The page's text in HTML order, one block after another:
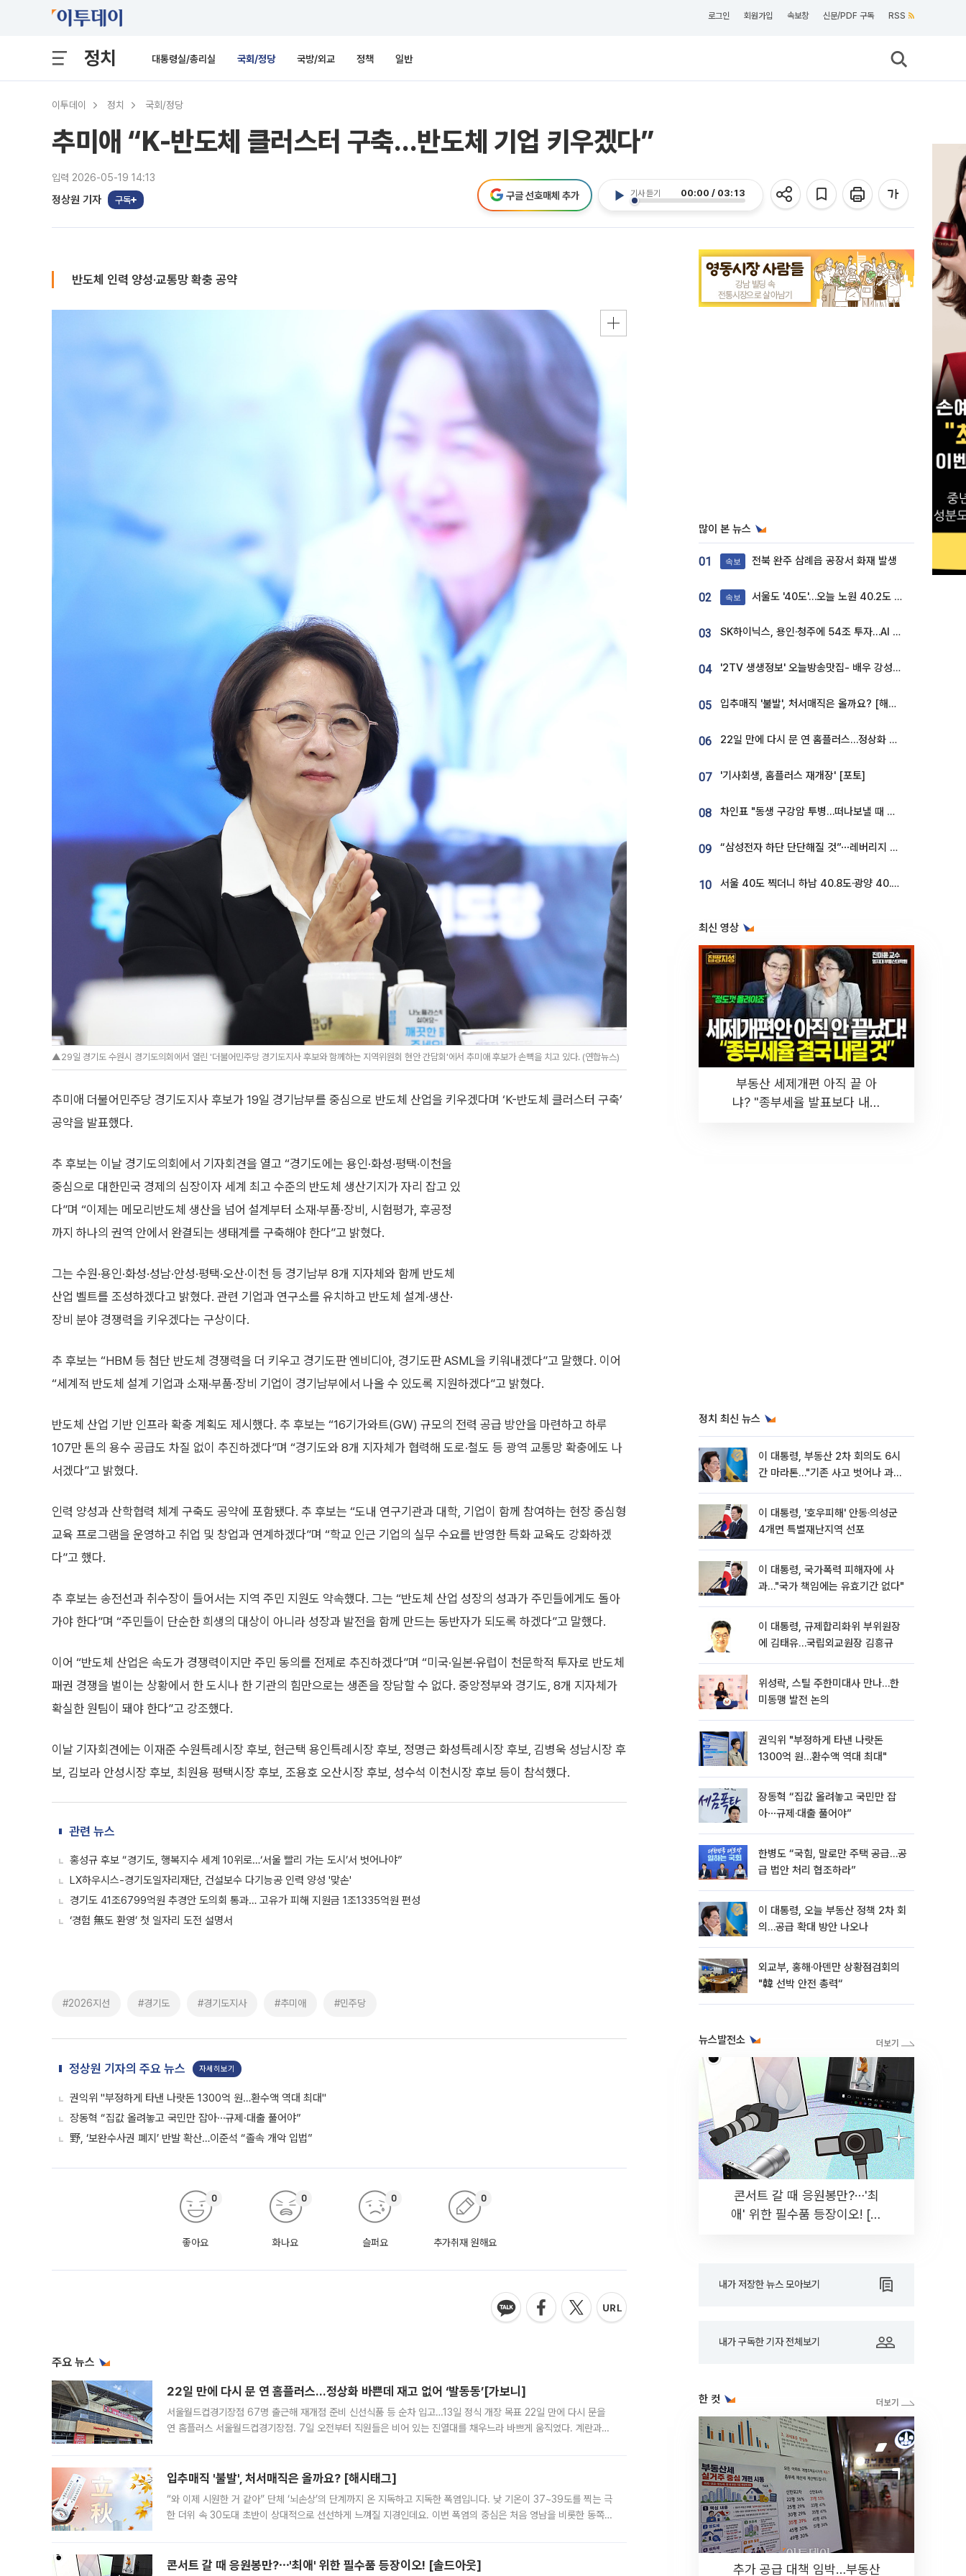
로그인 회원가입 속보창 신문/PDF 구독 RSS
정치 대통령실/총리실 국회/정당 국방/외교 정책 일반
이투데이 정치 국회/정당
추미애 “K-반도체 클러스터 구축…반도체 기업 키우겠다”
입력 2026-05-19 14:13
정상원 기자 구독
기사 듣기 00:00 / 03:13
구글 선호매체 추가
반도체 인력 양성·교통망 확충 공약
▲29일 경기도 수원시 경기도의회에서 열린 '더불어민주당 경기도지사 후보와 함께하는 지역위원회 현안 간담회'에서 추미애 후보가 손뼉을 치고 있다. (연합뉴스)
추미애 더불어민주당 경기도지사 후보가 19일 경기남부를 중심으로 반도체 산업을 키우겠다며 ‘K-반도체 클러스터 구축’
공약을 발표했다.
추 후보는 이날 경기도의회에서 기자회견을 열고 “경기도에는 용인·화성·평택·이천을
중심으로 대한민국 경제의 심장이자 세계 최고 수준의 반도체 생산기지가 자리 잡고 있
다”며 “이제는 메모리반도체 생산을 넘어 설계부터 소재·부품·장비, 시험평가, 후공정
까지 하나의 권역 안에서 완결되는 생태계를 구축해야 한다”고 밝혔다.
그는 수원·용인·화성·성남·안성·평택·오산·이천 등 경기남부 8개 지자체와 함께 반도체
산업 벨트를 조성하겠다고 밝혔다. 관련 기업과 연구소를 유치하고 반도체 설계·생산·
장비 분야 경쟁력을 키우겠다는 구상이다.
추 후보는 “HBM 등 첨단 반도체 경쟁력을 더 키우고 경기도판 엔비디아, 경기도판 ASML을 키워내겠다”고 말했다. 이어
“세계적 반도체 설계 기업과 소재·부품·장비 기업이 경기남부에서 나올 수 있도록 지원하겠다”고 밝혔다.
반도체 산업 기반 인프라 확충 계획도 제시했다. 추 후보는 “16기가와트(GW) 규모의 전력 공급 방안을 마련하고 하루
107만 톤의 용수 공급도 차질 없이 추진하겠다”며 “경기도와 8개 지자체가 협력해 도로·철도 등 광역 교통망 확충에도 나
서겠다”고 밝혔다.
인력 양성과 산학협력 체계 구축도 공약에 포함됐다. 추 후보는 “도내 연구기관과 대학, 기업이 함께 참여하는 현장 중심형
교육 프로그램을 운영하고 취업 및 창업과 연계하겠다”며 “학교 인근 기업의 실무 수요를 반영한 특화 교육도 강화하겠
다”고 했다.
추 후보는 송전선과 취수장이 들어서는 지역 주민 지원도 약속했다. 그는 “반도체 산업 성장의 성과가 주민들에게도 돌아
가야 한다”며 “주민들이 단순한 희생의 대상이 아니라 성장과 발전을 함께 만드는 동반자가 되도록 하겠다”고 말했다.
이어 “반도체 산업은 속도가 경쟁력이지만 주민 동의를 전제로 추진하겠다”며 “미국·일본·유럽이 천문학적 투자로 반도체
패권 경쟁을 벌이는 상황에서 한 도시나 한 기관의 힘만으로는 생존을 장담할 수 없다. 중앙정부와 경기도, 8개 지자체가
확실한 원팀이 돼야 한다”고 강조했다.
이날 기자회견에는 이재준 수원특례시장 후보, 현근택 용인특례시장 후보, 정명근 화성특례시장 후보, 김병욱 성남시장 후
보, 김보라 안성시장 후보, 최원용 평택시장 후보, 조용호 오산시장 후보, 성수석 이천시장 후보 등이 참석했다.
관련 뉴스
홍성규 후보 “경기도, 행복지수 세계 10위로…‘서울 빨리 가는 도시’서 벗어나야”
LX하우시스-경기도일자리재단, 건설보수 다기능공 인력 양성 '맞손'
경기도 41조6799억원 추경안 도의회 통과… 고유가 피해 지원금 1조1335억원 편성
‘경험 無도 환영’ 첫 일자리 도전 설명서
#2026지선 #경기도 #경기도지사 #추미애 #민주당
정상원 기자의 주요 뉴스 자세히보기
권익위 "부정하게 타낸 나랏돈 1300억 원…환수액 역대 최대"
장동혁 “집값 올려놓고 국민만 잡아⋯규제·대출 풀어야”
野, ‘보완수사권 폐지’ 반발 확산…이준석 “졸속 개악 입법”
좋아요
0
화나요
0
슬퍼요
0
추가취재 원해요
0
주요 뉴스
22일 만에 다시 문 연 홈플러스…정상화 바쁜데 재고 없어 ‘발동동’[가보니]
서울월드컵경기장점 67명 출근해 재개점 준비 신선식품 등 순차 입고…13일 정식 개장 목표 22일 만에 다시 문을
연 홈플러스 서울월드컵경기장점. 7일 오전부터 직원들은 비어 있는 진열대를 채우느라 바쁘게 움직였다. 계란과
입추매직 '불발', 처서매직은 올까요? [해시태그]
“와 이제 시원한 거 같아” 단체 ‘뇌손상’의 단계까지 온 지독하고 지독한 폭염입니다. 낮 기온이 37~39도를 찍는 극
한 더위 속 30도대 초반이 상대적으로 선선하게 느껴질 지경인데요. 이번 폭염의 중심은 처음 영남을 비롯한 동쪽
콘서트 갈 때 응원봉만?⋯'최애' 위한 필수품 등장이오! [솔드아웃]
많이 본 뉴스
01 속보 전북 완주 삼례읍 공장서 화재 발생
02 속보 서울도 '40도'…오늘 노원 40.2도 기록
03 SK하이닉스, 용인·청주에 54조 투자…AI 메모리 생산기지 키운다
04 '2TV 생생정보' 오늘방송맛집- 배우 강성진 단골! 쌀국수ㆍ푸팟퐁 커리 맛집 '블○○○'
05 입추매직 '불발', 처서매직은 올까요? [해시태그]
06 22일 만에 다시 문 연 홈플러스…정상화 바쁜데 재고 없어 ‘발동동’[가보니]
07 '기사회생, 홈플러스 재개장' [포토]
08 차인표 "동생 구강암 투병…떠나보낼 때 가장 힘들었다”
09 “삼성전자 하단 단단해질 것”⋯레버리지 규제에 쏠림 완화 [찐코노미]
10 서울 40도 찍더니 하남 40.8도·광양 40.2도…전국 '펄펄'
최신 영상
부동산 세제개편 아직 끝 아
냐? "종부세율 발표보다 내릴
정치 최신 뉴스
이 대통령, 부동산 2차 회의도 6시
간 마라톤…"기존 사고 벗어나 과감
이 대통령, '호우피해' 안동·의성군
4개면 특별재난지역 선포
이 대통령, 국가폭력 피해자에 사
과…"국가 책임에는 유효기간 없다"
이 대통령, 규제합리화위 부위원장
에 김태유…국립외교원장 김흥규
위성락, 스틸 주한미대사 만나…한
미동맹 발전 논의
권익위 "부정하게 타낸 나랏돈
1300억 원…환수액 역대 최대"
장동혁 “집값 올려놓고 국민만 잡
아⋯규제·대출 풀어야”
한병도 “국힘, 말로만 주택 공급…공
급 법안 처리 협조하라”
이 대통령, 오늘 부동산 정책 2차 회
의…공급 확대 방안 나오나
외교부, 홍해·아덴만 상황점검회의
"韓 선박 안전 총력“
뉴스발전소
콘서트 갈 때 응원봉만?⋯'최
애' 위한 필수품 등장이오! [솔
내가 저장한 뉴스 모아보기
내가 구독한 기자 전체보기
한 컷
추가 공급 대책 임박…부동산